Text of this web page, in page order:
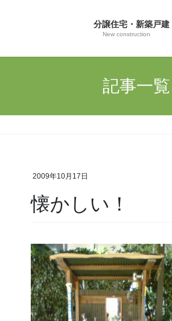
分譲住宅・新築戸建
New construction
記事一覧
2009年10月17日
懐かしい！